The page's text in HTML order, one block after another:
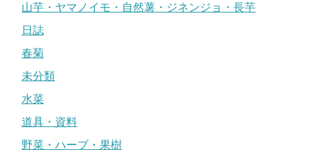
山芋・ヤマノイモ・自然薯・ジネンジョ・長芋
日誌
春菊
未分類
水菜
道具・資料
野菜・ハーブ・果樹